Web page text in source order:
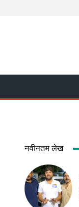
नवीनतम लेख